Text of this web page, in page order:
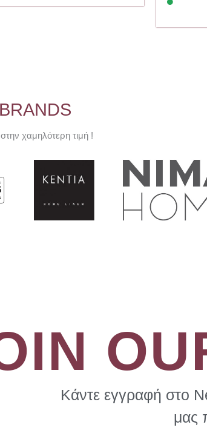
χαμηλότερη τιμή !
Κάντε εγγραφή στο
μας